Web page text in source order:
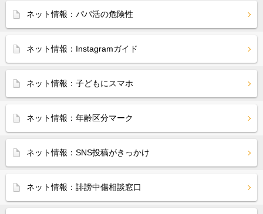
ネット情報：パパ活の危険性
ネット情報：Instagramガイド
ネット情報：子どもにスマホ
ネット情報：年齢区分マーク
ネット情報：SNS投稿がきっかけ
ネット情報：誹謗中傷相談窓口